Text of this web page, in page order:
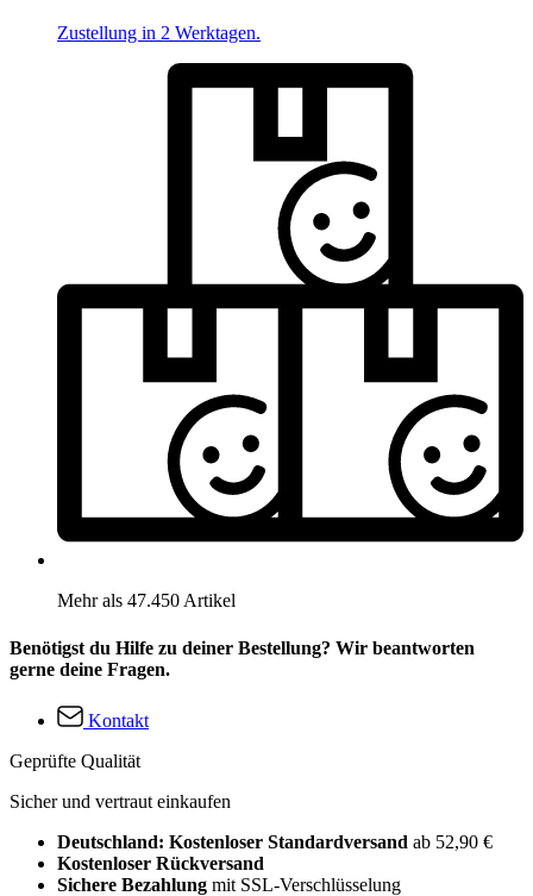
Zustellung in 2 Werktagen.
Mehr als 47.450 Artikel
Benötigst du Hilfe zu deiner Bestellung? Wir beantworten
gerne deine Fragen.
Kontakt
Geprüfte Qualität
Sicher und vertraut einkaufen
Deutschland: Kostenloser Standardversand ab 52,90 €
Kostenloser Rückversand
Sichere Bezahlung mit SSL-Verschlüsselung